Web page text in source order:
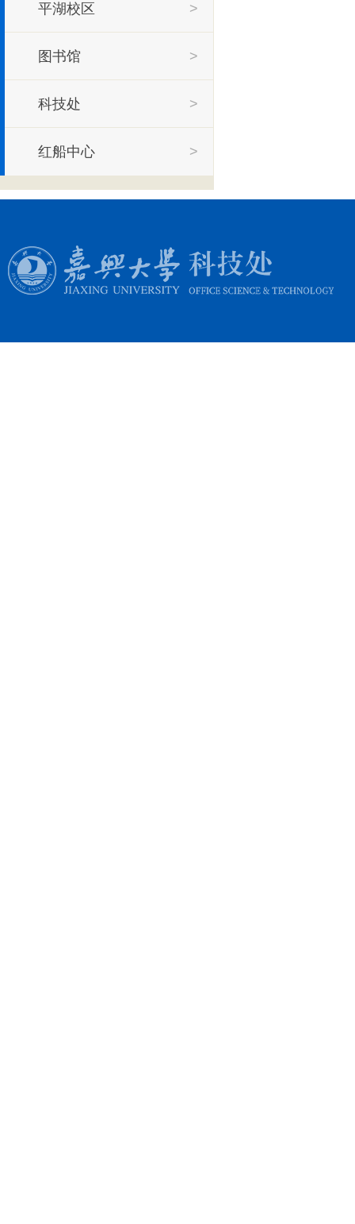
平湖校区 >
图书馆 >
科技处 >
红船中心 >